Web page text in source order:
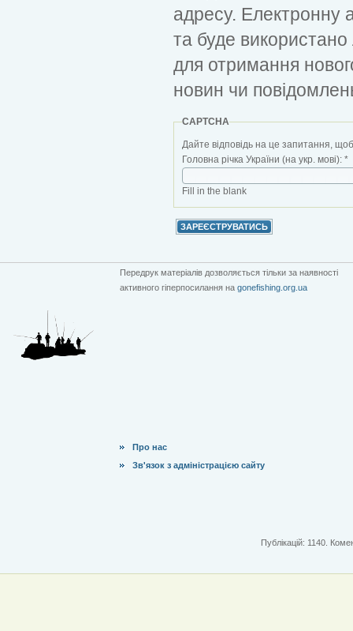
адресу. Електронну
та буде
для отримання
новин чи
CAPTCHA
Дайте відповідь на це запитання,
Головна річка України (на укр. мові): *
Fill in the blank
Передрук матеріалів дозволяється тільки за наявності
активного гіперпосилання на gonefishing.org.ua
Про нас
Зв'язок з адміністрацією сайту
Публікацій: 1140.